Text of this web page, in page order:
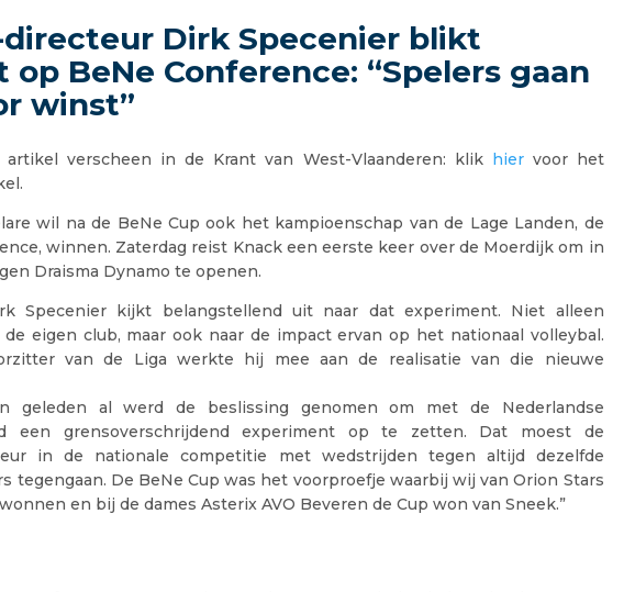
directeur Dirk Specenier blikt
op BeNe Conference: “Spelers gaan
winst”
artikel verscheen in de Krant van West-Vlaanderen: klik hiervoor het
wil na de BeNe Cup ook het kampioenschap van de Lage Landen, de
winnen. Zaterdag reist Knack een eerste keer over de Moerdijk om in
Draisma Dynamo te openen.
Specenier kijkt belangstellend uit naar dat experiment. Niet alleen
eigen club, maar ook naar de impact ervan op het nationaal volleybal.
van de Liga werkte hij mee aan de realisatie van die nieuwe
geleden al werd de beslissing genomen om met de Nederlandse
een grensoverschrijdend experiment op te zetten. Dat moest de
in de nationale competitie met wedstrijden tegen altijd dezelfde
tegengaan. De BeNe Cup was het voorproefje waarbij wij van Orion Stars
en bij de dames Asterix AVO Beveren de Cup won van Sneek.”